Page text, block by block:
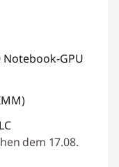
Notebook-GPU
dem 17.08.